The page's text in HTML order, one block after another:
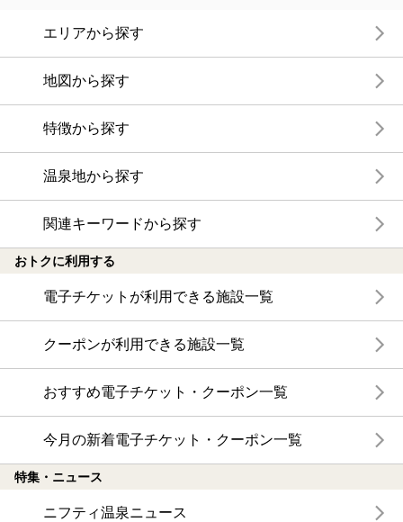
エリアから探す
地図から探す
特徴から探す
温泉地から探す
関連キーワードから探す
おトクに利用する
電子チケットが利用できる施設一覧
クーポンが利用できる施設一覧
おすすめ電子チケット・クーポン一覧
今月の新着電子チケット・クーポン一覧
特集・ニュース
ニフティ温泉ニュース